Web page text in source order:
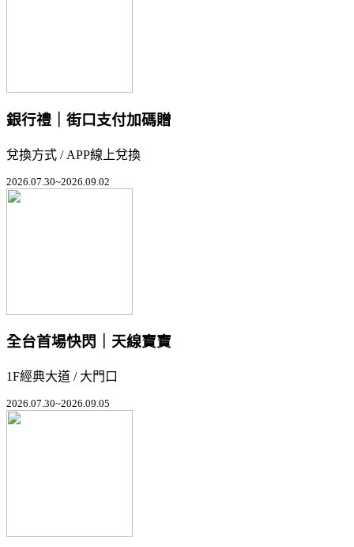
銀行禮｜街口支付加碼贈
兌換方式 / APP線上兌換
2026.07.30~2026.09.02
全台首場快閃｜天線寶寶
1F經典大道 / 大門口
2026.07.30~2026.09.05